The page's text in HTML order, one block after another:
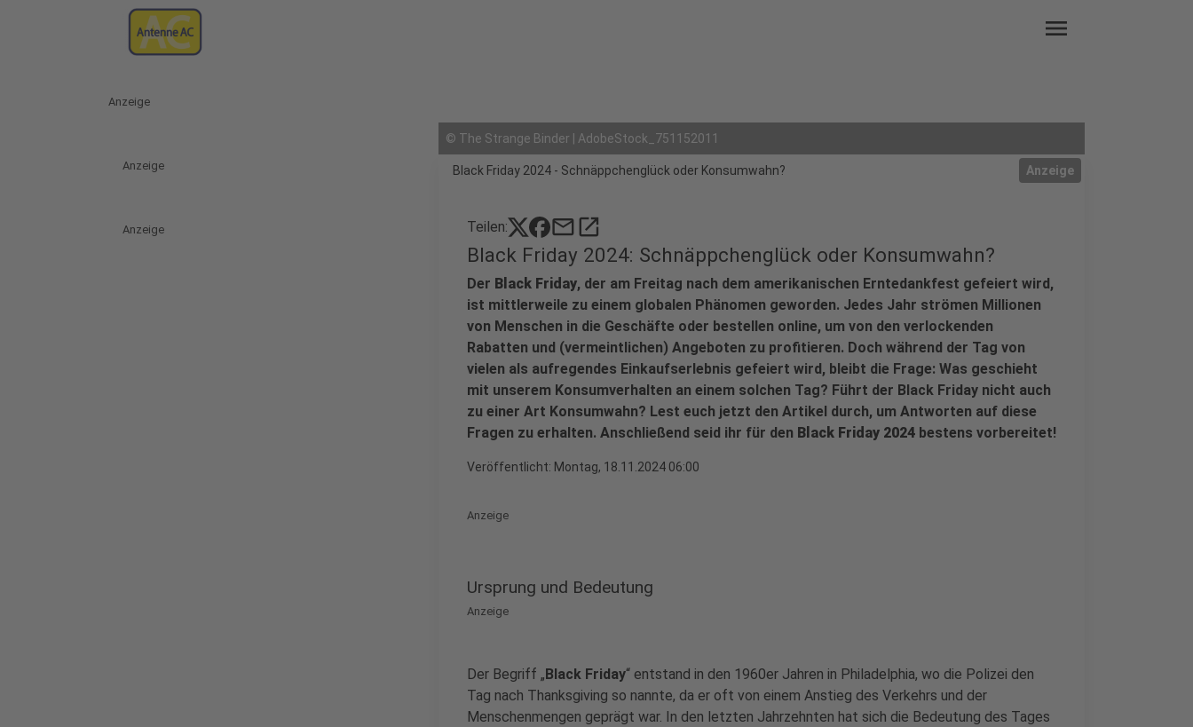
menu
Anzeige
Anzeige
Anzeige
Anzeige
© The Strange Binder | AdobeStock_751152011
Black Friday 2024 - Schnäppchenglück oder Konsumwahn?
Teilen: mailopen_in_new
Black Friday 2024: Schnäppchenglück oder Konsumwahn?
Der Black Friday, der am Freitag nach dem amerikanischen Erntedankfest gefeiert wird,
ist mittlerweile zu einem globalen Phänomen geworden. Jedes Jahr strömen Millionen
von Menschen in die Geschäfte oder bestellen online, um von den verlockenden
Rabatten und (vermeintlichen) Angeboten zu profitieren. Doch während der Tag von
vielen als aufregendes Einkaufserlebnis gefeiert wird, bleibt die Frage: Was geschieht
mit unserem Konsumverhalten an einem solchen Tag? Führt der Black Friday nicht auch
zu einer Art Konsumwahn? Lest euch jetzt den Artikel durch, um Antworten auf diese
Fragen zu erhalten. Anschließend seid ihr für den Black Friday 2024 bestens vorbereitet!
Veröffentlicht: Montag, 18.11.2024 06:00
Anzeige
Ursprung und Bedeutung
Anzeige
Der Begriff „Black Friday“ entstand in den 1960er Jahren in Philadelphia, wo die Polizei den
Tag nach Thanksgiving so nannte, da er oft von einem Anstieg des Verkehrs und der
Menschenmengen geprägt war. In den letzten Jahrzehnten hat sich die Bedeutung des Tages